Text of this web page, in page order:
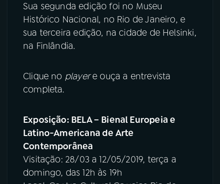
Sua segunda edição foi no Museu
Histórico Nacional, no Rio de Janeiro, e
sua terceira edição, na cidade de Helsinki,
na Finlândia.
Clique no playere ouça a entrevista
completa.
Exposição: BELA – Bienal Europeia e
Latino-Americana de Arte
Contemporânea
Visitação: 28/03 a 12/05/2019, terça a
domingo, das 12h às 19h